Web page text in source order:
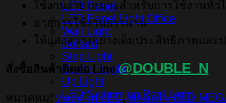
LED Panel
LED Panel Light Office
Wall Light
Bollard
Step Light
Garden Light
Up Light
LED Swimming Pool Light
ใช้งานง่าย เหมาะสำหรับการใช้งานทั่วไ
อายุการใช้งานยาวนาน
ให้แสงสว่างอย่างเต็มประสิทธิภาพและ
สั่งซื้อสินค้าติดต่อ Line @DOUBLE_N
หมวดหมู่: หลอดไฟ LED,หลอดไฟ LED